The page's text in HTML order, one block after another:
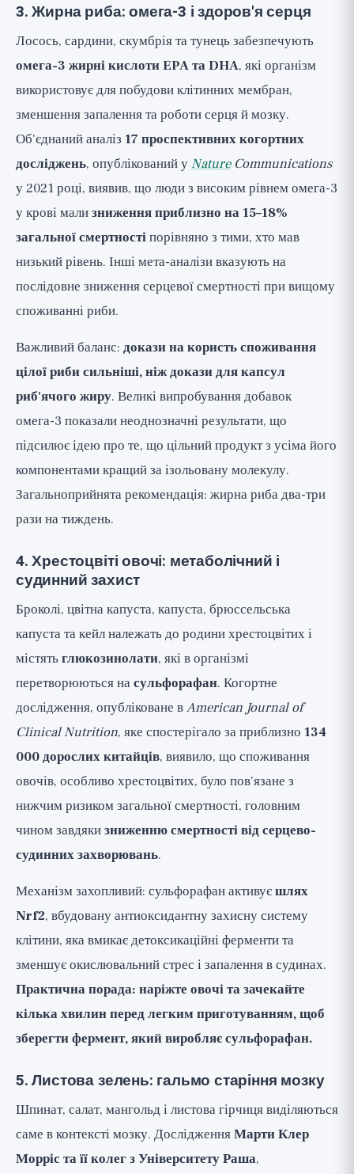
3. Жирна риба: омега-3 і здоров'я серця
Лосось, сардини, скумбрія та тунець забезпечують
омега-3 жирні кислоти EPA та DHA, які організм
використовує для побудови клітинних мембран,
зменшення запалення та роботи серця й мозку.
Об'єднаний аналіз 17 проспективних когортних
досліджень, опублікований уNatureCommunications
у 2021 році, виявив, що люди з високим рівнем омега-3
у крові мализниження приблизно на 15–18%
загальної смертностіпорівняно з тими, хто мав
низький рівень. Інші мета-аналізи вказують на
послідовне зниження серцевої смертності при вищому
споживанні риби.
Важливий баланс: докази на користь споживання
цілої риби сильніші, ніж докази для капсул
риб'ячого жиру. Великі випробування добавок
омега-3 показали неоднозначні результати, що
підсилює ідею про те, що цільний продукт з усіма його
компонентами кращий за ізольовану молекулу.
Загальноприйнята рекомендація: жирна риба два-три
рази на тиждень.
4. Хрестоцвіті овочі: метаболічний і
судинний захист
Броколі, цвітна капуста, капуста, брюссельська
капуста та кейл належать до родини хрестоцвітих і
містятьглюкозинолати, які в організмі
перетворюються насульфорафан. Когортне
дослідження, опубліковане вAmerican Journal of
Clinical Nutrition, яке спостерігало за приблизно 134
000 дорослих китайців, виявило, що споживання
овочів, особливо хрестоцвітих, було пов'язане з
нижчим ризиком загальної смертності, головним
чином завдякизниженню смертності від серцево-
судинних захворювань.
Механізм захопливий: сульфорафан активуєшлях
Nrf2, вбудовану антиоксидантну захисну систему
клітини, яка вмикає детоксикаційні ферменти та
зменшує окислювальний стрес і запалення в судинах.
Практична порада: наріжте овочі та зачекайте
кілька хвилин перед легким приготуванням, щоб
зберегти фермент, який виробляє сульфорафан.
5. Листова зелень: гальмо старіння мозку
Шпинат, салат, мангольд і листова гірчиця виділяються
саме в контексті мозку. ДослідженняМарти Клер
Морріс та її колег з Університету Раша,